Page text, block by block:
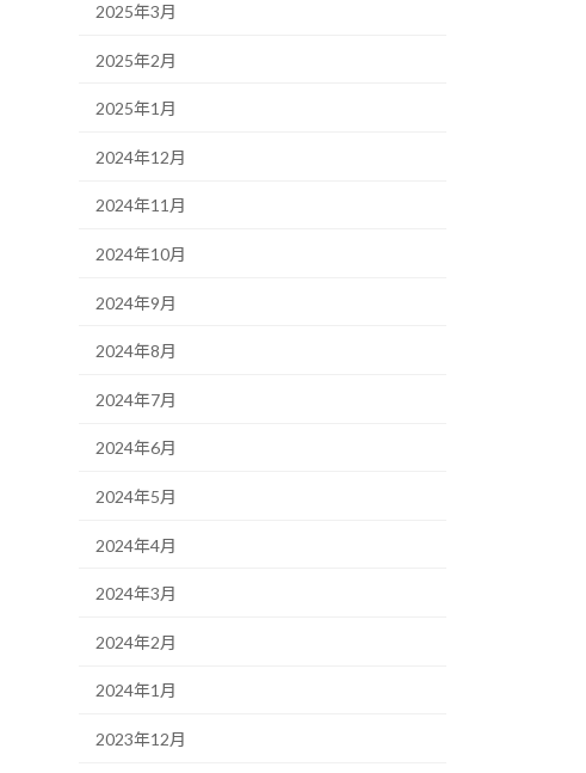
2025年3月
2025年2月
2025年1月
2024年12月
2024年11月
2024年10月
2024年9月
2024年8月
2024年7月
2024年6月
2024年5月
2024年4月
2024年3月
2024年2月
2024年1月
2023年12月